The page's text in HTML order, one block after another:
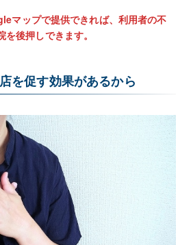
マップで提供できれば、利用者の不
後押しできます。
を促す効果があるから